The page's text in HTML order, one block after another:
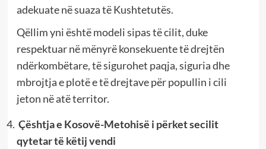
adekuate në suaza të Kushtetutës.
Qëllim yni është modeli sipas të cilit, duke
respektuar në mënyrë konsekuente të drejtën
ndërkombëtare, të sigurohet paqja, siguria dhe
mbrojtja e plotë e të drejtave për popullin i cili
jeton në atë territor.
Çështja e Kosovë-Metohisë i përket secilit
qytetar të këtij vendi